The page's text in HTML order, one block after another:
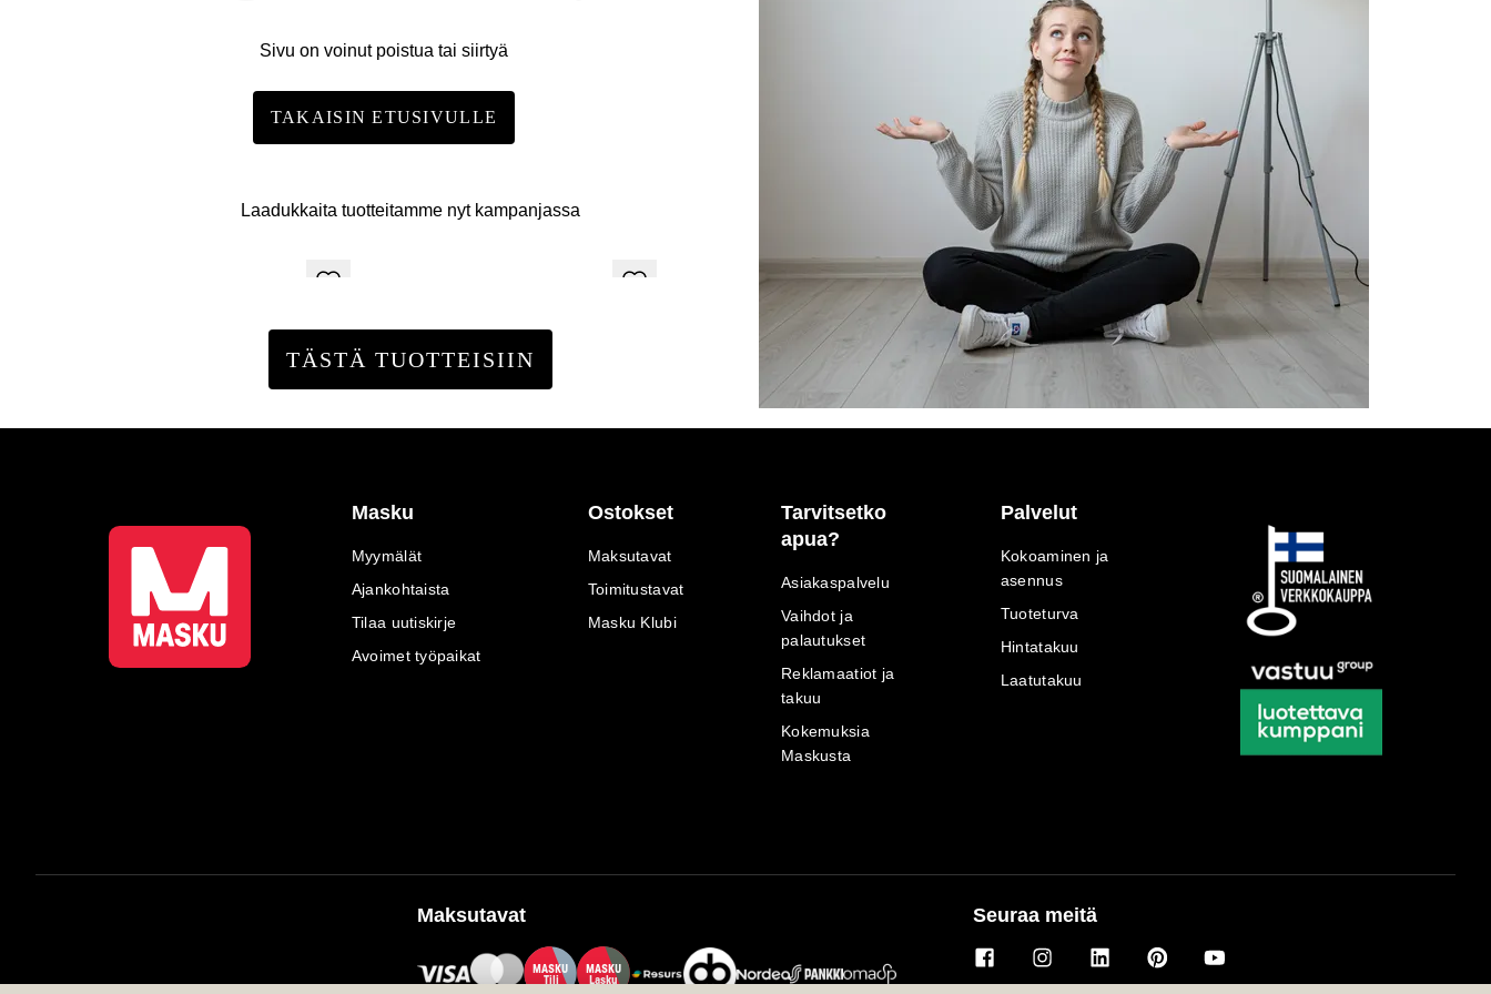
Sivu on voinut poistua tai siirtyä
TAKAISIN ETUSIVULLE
Laadukkaita tuotteitamme nyt kampanjassa
TÄSTÄ TUOTTEISIIN
Masku
Myymälät
Ajankohtaista
Tilaa uutiskirje
Avoimet työpaikat
Ostokset
Maksutavat
Toimitustavat
Masku Klubi
Tarvitsetko
apua?
Asiakaspalvelu
Vaihdot ja
palautukset
Reklamaatiot ja
takuu
Kokemuksia
Maskusta
Palvelut
Kokoaminen ja
asennus
Tuoteturva
Hintatakuu
Laatutakuu
Maksutavat
MASKU
Tili
MASKU
Lasku
Seuraa meitä